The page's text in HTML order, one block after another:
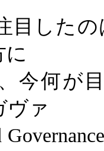
したの
に
今何が
ヴァ
Governance